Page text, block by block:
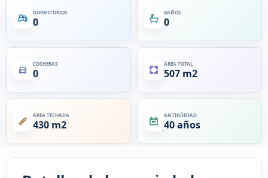
DORMITORIOS
0
BAÑOS
0
COCHERAS
0
ÁREA TOTAL
507 m2
ÁREA TECHADA
430 m2
ANTIGÜEDAD
40 años